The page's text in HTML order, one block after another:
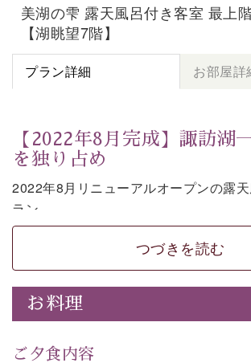
美湖の雫 露天風呂付き客室 最上
【湖眺望7階】
プラン詳細 お部屋詳
【2022年8月完成】諏訪湖
を独り占め
2022年8月リニューアルオープンの露
ラン。
お部屋の露天風呂で清らかな源泉に抱
に広がる諏訪湖を一望いただけます。
上質な装飾を施した和モダンのお部屋
使いやすさにも配慮しました。
時の移り変わりとともに刻々と変わる
つづきを読む
お料理
ご夕食内容